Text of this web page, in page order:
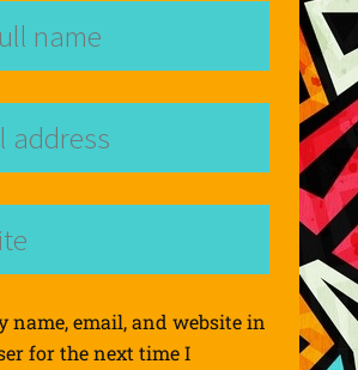
name, email, and website in
for the next time I